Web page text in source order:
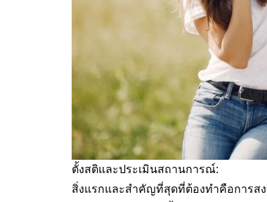
ตั้งสติและประเมินสถานการณ์:
สิ่งแรกและสำคัญที่สุดที่ต้องทำคือการส